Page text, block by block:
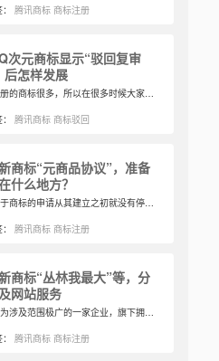
：腾讯商标 商标注册
次元商标显示“驳回复审
后怎样发展
腾讯注册的商标很多，所以在很多时候大家还没有关注，一件商标就已经在审查中了，另一件商标就已经被驳回了。而也是因为腾讯商标注册比较频繁，驳回的商标其今后会采取怎样的做法进行挽回呢？
：腾讯商标 商标驳回
商标“元商品协议”，准备
什么地方？
企业对于商标的申请从其建立之初就没有停止过，一方面企业自身的发展需要新商标的加成，让消费者看到更多关于企业的商品以及服务，另一方面新商标的申请也是对企业的保护，就像常见的那些防御商标，虽然没有实质性的使用，但是对企业来说仍旧重要。
：腾讯商标 商标注册
商标“丛林我最大”等，分
网站服务
腾讯作为涉及范围极广的一家企业，旗下拥有众多软件，自然注册的商标以及防御商标也会及时更新。如果眼下有新的服务正要开启，也一定会先考虑商标的注册来保全整个项目并且使其受到法律的保护，因此最近，腾讯的新商标又开始了注册模式。
：腾讯商标 商标注册